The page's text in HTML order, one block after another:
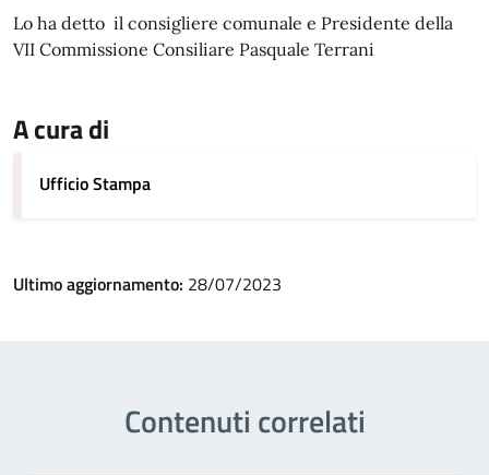
Lo ha detto il consigliere comunale e Presidente della
VII Commissione Consiliare Pasquale Terrani
A cura di
Ufficio Stampa
Ultimo aggiornamento: 28/07/2023
Contenuti correlati